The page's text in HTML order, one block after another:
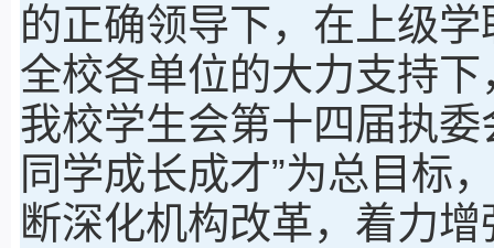
的正确领导下，在上级
全校各单位的大力支持
我校学生会第十四届执
同学成长成才”为总目标
断深化机构改革，着力